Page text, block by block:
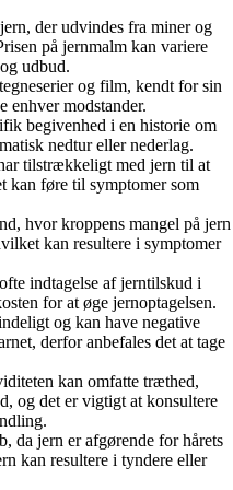
der udvindes fra miner og
på jernmalm kan variere
udbud.
og film, kendt for sin
enhver modstander.
begivenhed i en historie om
nedtur eller nederlag.
tilstrækkeligt med jern til at
kan føre til symptomer som
hvor kroppens mangel på jern
kan resultere i symptomer
indtagelse af jerntilskud i
for at øge jernoptagelsen.
og kan have negative
derfor anbefales det at tage
kan omfatte træthed,
og det er vigtigt at konsultere
da jern er afgørende for hårets
kan resultere i tyndere eller